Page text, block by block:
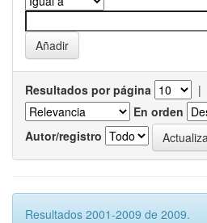
Resultados por página |
En orden
Autor/registro
Resultados 2001-2009 de 2009.